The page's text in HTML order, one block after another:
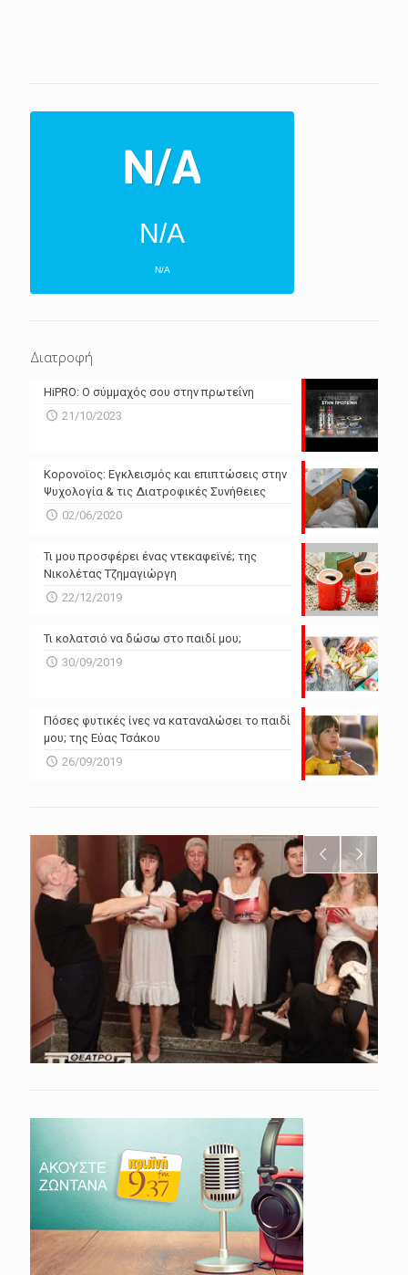
N/A
N/A
N/A
Powered by Forecast.io
Διατροφή
HiPRO: Ο σύμμαχός σου στην πρωτεΐνη
21/10/2023
Κορονοϊος: Εγκλεισμός και επιπτώσεις στην
Ψυχολογία & τις Διατροφικές Συνήθειες
02/06/2020
Τι μου προσφέρει ένας ντεκαφεϊνέ; της
Νικολέτας Τζημαγιώργη
22/12/2019
Τι κολατσιό να δώσω στο παιδί μου;
30/09/2019
Πόσες φυτικές ίνες να καταναλώσει το παιδί
μου; της Εύας Τσάκου
26/09/2019